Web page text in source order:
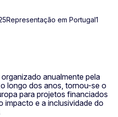
Representação em Portugal1
anualmente pela
longo dos anos, tornou-se o
para projetos financiados
impacto e a inclusividade do